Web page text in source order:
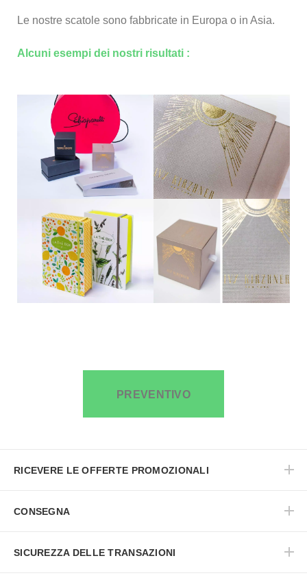
Le nostre scatole sono fabbricate in Europa o in Asia.
Alcuni esempi dei nostri risultati :
PREVENTIVO
RICEVERE LE OFFERTE PROMOZIONALI
CONSEGNA
SICUREZZA DELLE TRANSAZIONI